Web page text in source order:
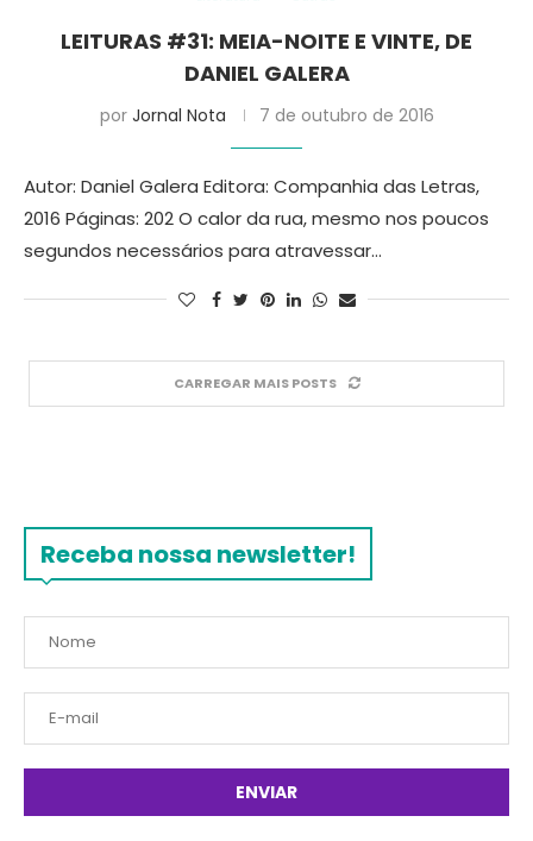
LEITURAS #31: MEIA-NOITE E VINTE, DE
DANIEL GALERA
por Jornal Nota 7 de outubro de 2016
Autor: Daniel Galera Editora: Companhia das Letras,
2016 Páginas: 202 O calor da rua, mesmo nos poucos
segundos necessários para atravessar…
CARREGAR MAIS POSTS
Receba nossa newsletter!